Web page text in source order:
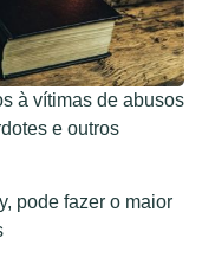
à vítimas de abusos
e outros
pode fazer o maior